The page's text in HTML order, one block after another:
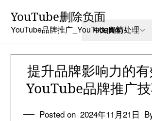
content
YouTube删除负面
YouTube品牌推广_YouTube舆情处理
提升品牌影响力的
YouTube品牌推广
Posted on 2024年11月21日